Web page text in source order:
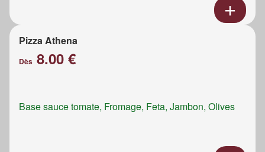
Pizza Athena
Dès 8.00 €
Base sauce tomate, Fromage, Feta, Jambon, Olives